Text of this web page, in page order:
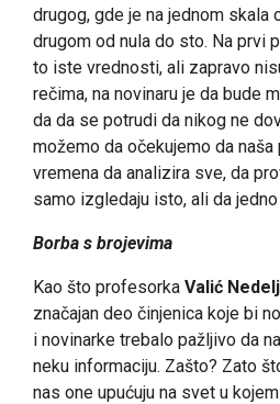
drugog, gde je na jednom skala
drugom od nula do sto. Na prvi
to iste vrednosti, ali zapravo
rečima, na novinaru je da bude
da da se potrudi da nikog ne
možemo da očekujemo da
vremena da analizira sve, da
samo izgledaju isto, ali da
Borba s brojevima
Kao što profesorka Valić
značajan deo činjenica koje bi
i novinarke trebalo pažljivo da
neku informaciju. Zašto? Zato
nas one upućuju na svet u